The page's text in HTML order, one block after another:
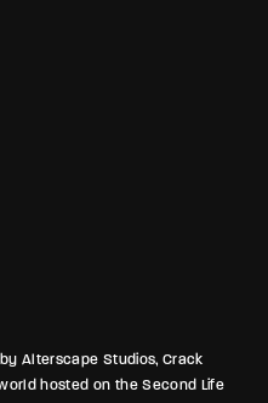
Alterscape Studios, Crack
hosted on the Second Life